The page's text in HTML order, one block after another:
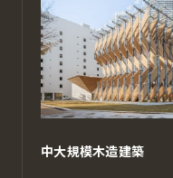
中大規模木造建築